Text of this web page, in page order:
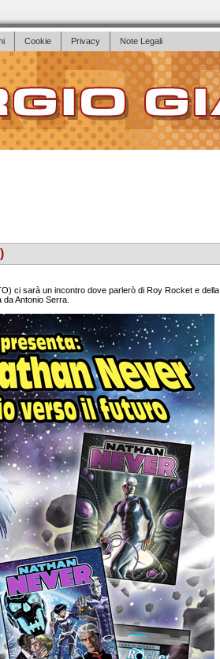
Cookie Privacy Note Legali
ci sarà un incontro dove parlerò di Roy Rocket e della
Antonio Serra.